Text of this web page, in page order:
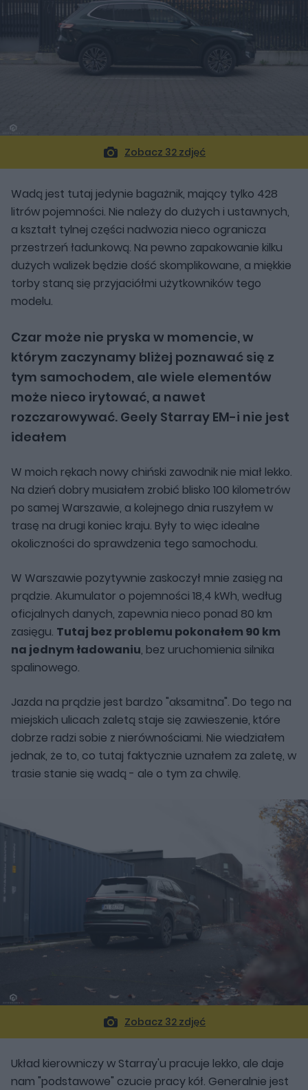
Zobacz 32 zdjęć
Wadą jest tutaj jedynie bagażnik, mający tylko 428
litrów pojemności. Nie należy do dużych i ustawnych,
a kształt tylnej części nadwozia nieco ogranicza
przestrzeń ładunkową. Na pewno zapakowanie kilku
dużych walizek będzie dość skomplikowane, a miękkie
torby staną się przyjaciółmi użytkowników tego
modelu.
Czar może nie pryska w momencie, w
którym zaczynamy bliżej poznawać się z
tym samochodem, ale wiele elementów
może nieco irytować, a nawet
rozczarowywać. Geely Starray EM-i nie jest
ideałem
W moich rękach nowy chiński zawodnik nie miał lekko.
Na dzień dobry musiałem zrobić blisko 100 kilometrów
po samej Warszawie, a kolejnego dnia ruszyłem w
trasę na drugi koniec kraju. Były to więc idealne
okoliczności do sprawdzenia tego samochodu.
W Warszawie pozytywnie zaskoczył mnie zasięg na
prądzie. Akumulator o pojemności 18,4 kWh, według
oficjalnych danych, zapewnia nieco ponad 80 km
zasięgu. Tutaj bez problemu pokonałem 90 km
na jednym ładowaniu, bez uruchomienia silnika
spalinowego.
Jazda na prądzie jest bardzo "aksamitna". Do tego na
miejskich ulicach zaletą staje się zawieszenie, które
dobrze radzi sobie z nierównościami. Nie wiedziałem
jednak, że to, co tutaj faktycznie uznałem za zaletę, w
trasie stanie się wadą - ale o tym za chwilę.
Zobacz 32 zdjęć
Układ kierowniczy w Starray'u pracuje lekko, ale daje
nam "podstawowe" czucie pracy kół. Generalnie jest